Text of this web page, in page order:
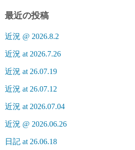
最近の投稿
近況 @ 2026.8.2
近況 at 2026.7.26
近況 at 26.07.19
近況 at 26.07.12
近況 at 2026.07.04
近況 @ 2026.06.26
日記 at 26.06.18